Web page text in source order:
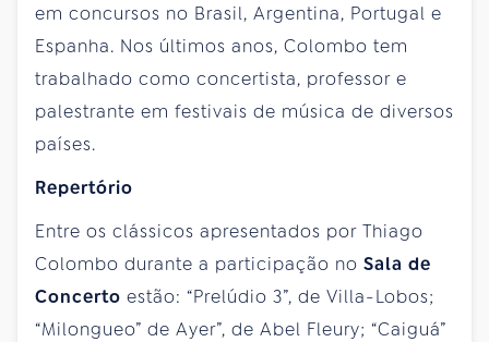
em concursos no Brasil, Argentina, Portugal e
Espanha. Nos últimos anos, Colombo tem
trabalhado como concertista, professor e
palestrante em festivais de música de diversos
países.
Repertório
Entre os clássicos apresentados por Thiago
Colombo durante a participação no Sala de
Concerto estão: “Prelúdio 3”, de Villa-Lobos;
“Milongueo” de Ayer”, de Abel Fleury; “Caiguá”